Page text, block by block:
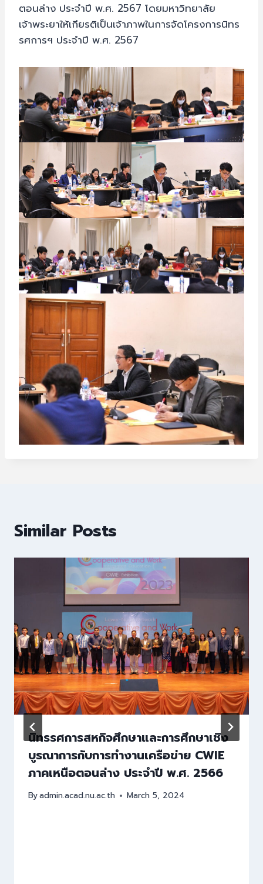
ตอนล่าง ประจำปี พ.ศ. 2567 โดยมหาวิทยาลัย
เจ้าพระยาให้เกียรติเป็นเจ้าภาพในการจัดโครงการนิทร
รศการฯ ประจำปี พ.ศ. 2567
Similar Posts
นิทรรศการสหกิจศึกษาและการศึกษาเชิง
บูรณาการกับการทำงานเครือข่าย CWIE
ภาคเหนือตอนล่าง ประจำปี พ.ศ. 2566
Byadmin.acad.nu.ac.th March 5, 2024